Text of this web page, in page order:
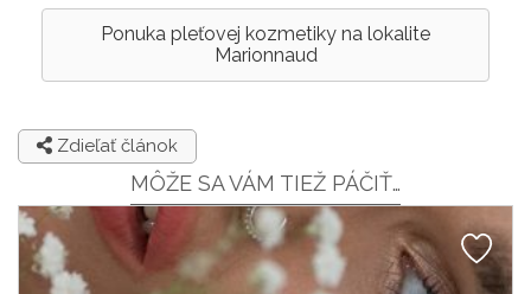
Ponuka pleťovej kozmetiky na lokalite
Marionnaud
Zdieľať článok
MÔŽE SA VÁM TIEŽ PÁČIŤ…